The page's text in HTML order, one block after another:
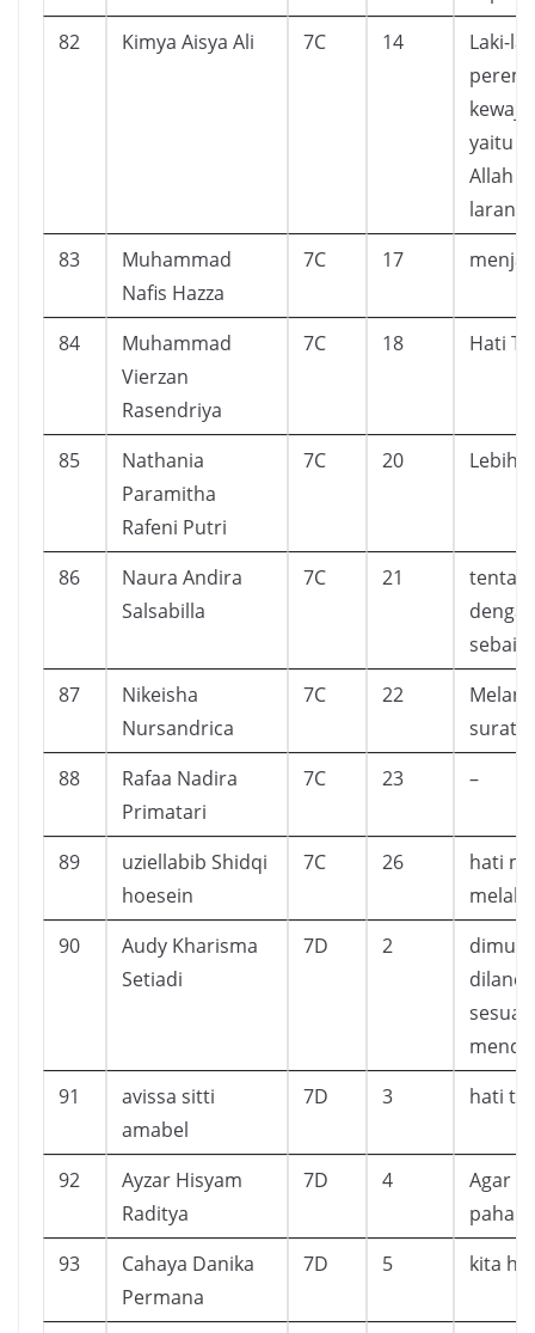
82
Kimya Aisya Ali 7C 14
Laki-
yaitu
Allah
83
Muhammad
Nafis Hazza
7C 17
84
Muhammad
Vierzan
Rasendriya
7C 18 Hati
85
Nathania
Paramitha
Rafeni Putri
7C 20 Lebih
86
Naura Andira
Salsabilla
7C 21
sebaik
87
Nikeisha
Nursandrica
7C 22
surat.
88
Rafaa Nadira
Primatari
7C 23 –
89
uziellabib Shidqi
hoesein
7C 26
hati
90
Audy Kharisma
Setiadi
7D 2
91
avissa sitti
amabel
7D 3 hati
92
Ayzar Hisyam
Raditya
7D 4
Agar
pahala
93
Cahaya Danika
Permana
7D 5 kita